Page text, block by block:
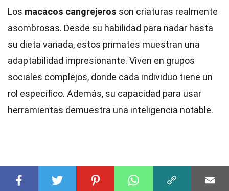
Los macacos cangrejeros son criaturas realmente
asombrosas. Desde su habilidad para nadar hasta
su dieta variada, estos primates muestran una
adaptabilidad impresionante. Viven en grupos
sociales complejos, donde cada individuo tiene un
rol específico. Además, su capacidad para usar
herramientas demuestra una inteligencia notable.